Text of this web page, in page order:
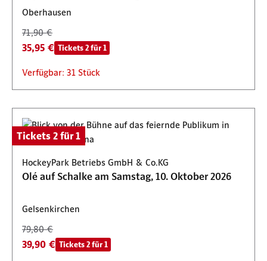
Oberhausen
71,90 €
35,95 € Tickets 2 für 1
Verfügbar: 31 Stück
Tickets 2 für 1
HockeyPark Betriebs GmbH & Co.KG
Olé auf Schalke am Samstag, 10. Oktober 2026
Gelsenkirchen
79,80 €
39,90 € Tickets 2 für 1